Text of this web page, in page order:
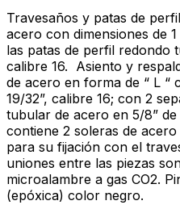
Travesaños y patas de
acero con dimensiones de 1
las patas de perfil redondo
calibre 16. Asiento y
de acero en forma de “ L “
19/32”, calibre 16; con 2
tubular de acero en 5/8”
contiene 2 soleras de
para su fijación con el
uniones entre las piezas
microalambre a gas CO2.
(epóxica) color negro.